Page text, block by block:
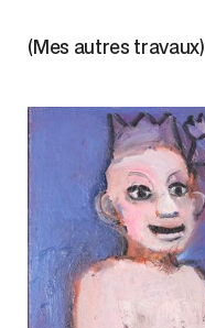
(Mes autres travaux)